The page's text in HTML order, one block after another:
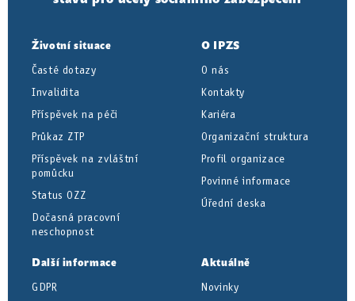
Životní situace
Časté dotazy
Invalidita
Příspěvek na péči
Průkaz ZTP
Příspěvek na zvláštní
pomůcku
Status OZZ
Dočasná pracovní
neschopnost
O IPZS
O nás
Kontakty
Kariéra
Organizační struktura
Profil organizace
Povinné informace
Úřední deska
Další informace
GDPR
Aktuálně
Novinky